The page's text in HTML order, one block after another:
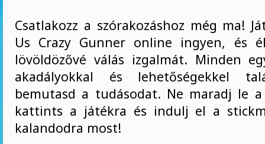
Csatlakozz a szórakozáshoz még ma!
Us Crazy Gunner online ingyen, és
lövöldözővé válás izgalmát. Minden
akadályokkal és lehetőségekkel
bemutasd a tudásodat. Ne maradj le
kattints a játékra és indulj el a
kalandodra most!